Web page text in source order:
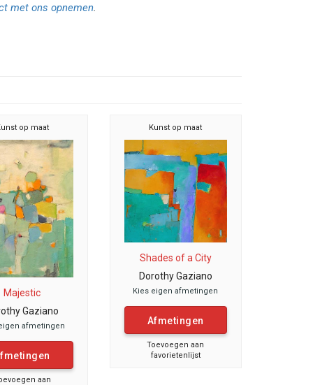
met ons opnemen.
op maat
Majestic
Gaziano
afmetingen
aan
Kunst op maat
Shades of a City
Dorothy Gaziano
Kies eigen afmetingen
Afmetingen
Toevoegen aan
favorietenlijst